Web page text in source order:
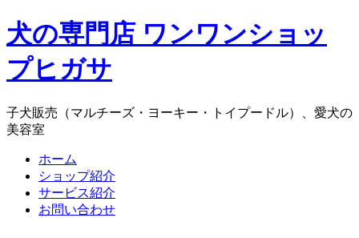
犬の専門店 ワンワンショッ
プヒガサ
子犬販売（マルチーズ・ヨーキー・トイプードル）、愛犬の
美容室
ホーム
ショップ紹介
サービス紹介
お問い合わせ